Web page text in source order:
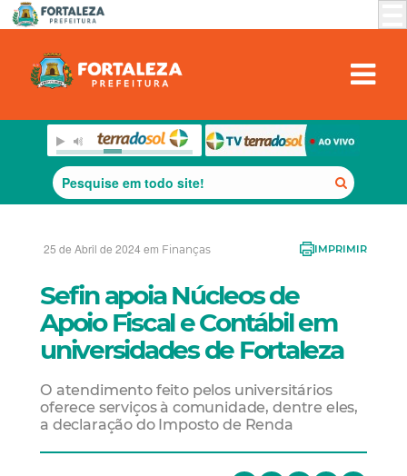
25 de Abril de 2024 em Finanças IMPRIMIR
Sefin apoia Núcleos de
Apoio Fiscal e Contábil em
universidades de Fortaleza
O atendimento feito pelos universitários
oferece serviços à comunidade, dentre eles,
a declaração do Imposto de Renda